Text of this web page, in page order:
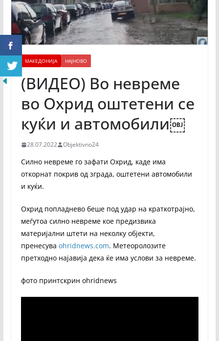
МАКЕДОНИЈА НАЈНОВО
(ВИДЕО) Во невреме
во Охрид оштетени се
куќи и автомобили￼
28.07.2022 Objektivno24
Силно невреме го зафати Охрид, каде има
откорнат покрив од зграда, оштетени автомобили
и куќи.
Охрид попладнево беше под удар на краткотрајно,
меѓутоа силно невреме кое предизвика
материјални штети на неколку објекти,
пренесува ohridnews.com. Метеоролозите
претходно најавија дека ќе има услови за невреме.
фото принтскрин ohridnews